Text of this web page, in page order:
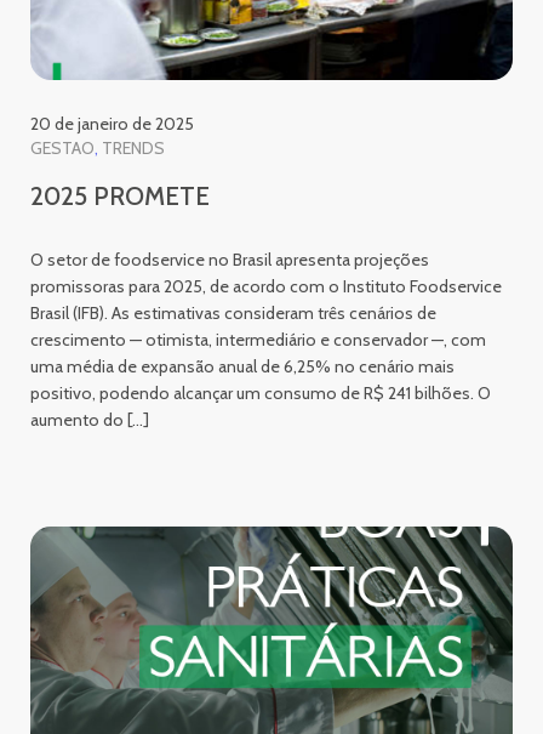
20 de janeiro de 2025
GESTAO TRENDS
2025 PROMETE
O setor de foodservice no Brasil apresenta projeções
promissoras para 2025, de acordo com o Instituto Foodservice
Brasil (IFB). As estimativas consideram três cenários de
crescimento — otimista, intermediário e conservador —, com
uma média de expansão anual de 6,25% no cenário mais
positivo, podendo alcançar um consumo de R$ 241 bilhões. O
aumento do […]